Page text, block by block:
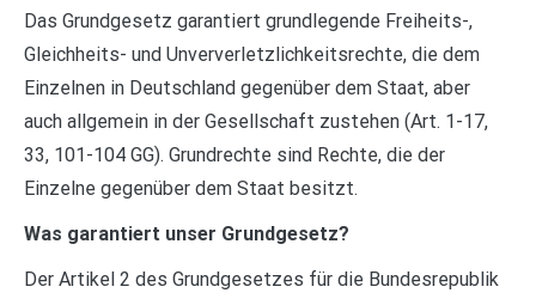
Das Grundgesetz garantiert grundlegende Freiheits-,
Gleichheits- und Unververletzlichkeitsrechte, die dem
Einzelnen in Deutschland gegenüber dem Staat, aber
auch allgemein in der Gesellschaft zustehen (Art. 1-17,
33, 101-104 GG). Grundrechte sind Rechte, die der
Einzelne gegenüber dem Staat besitzt.
Was garantiert unser Grundgesetz?
Der Artikel 2 des Grundgesetzes für die Bundesrepublik